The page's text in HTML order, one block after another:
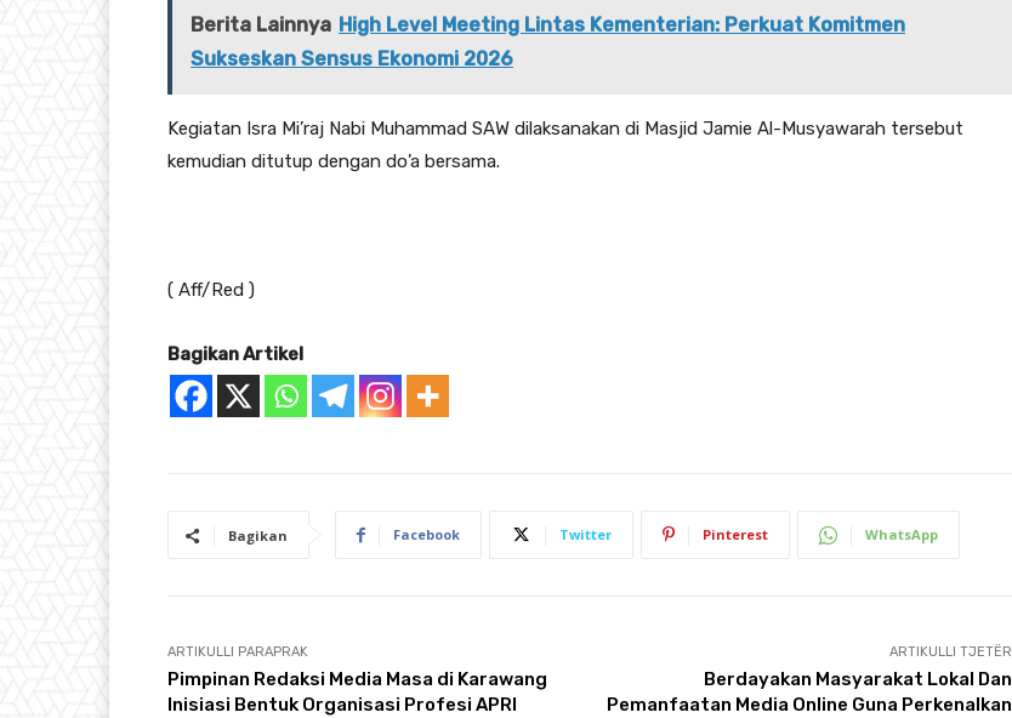
Berita Lainnya High Level Meeting Lintas Kementerian: Perkuat Komitmen
Sukseskan Sensus Ekonomi 2026
Kegiatan Isra Mi’raj Nabi Muhammad SAW dilaksanakan di Masjid Jamie Al-Musyawarah tersebut
kemudian ditutup dengan do’a bersama.
( Aff/Red )
Bagikan Artikel
Bagikan Facebook Twitter Pinterest WhatsApp
ARTIKULLI PARAPRAK
Pimpinan Redaksi Media Masa di Karawang
Inisiasi Bentuk Organisasi Profesi APRI
ARTIKULLI TJETËR
Berdayakan Masyarakat Lokal Dan
Pemanfaatan Media Online Guna Perkenalkan